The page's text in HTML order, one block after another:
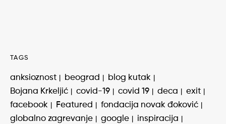
TAGS
anksioznost beograd
blog kutak
Bojana Krkeljić
covid-19 covid 19 deca
exit
facebook
Featured
fondacija novak đoković
globalno zagrevanje
google
inspiracija